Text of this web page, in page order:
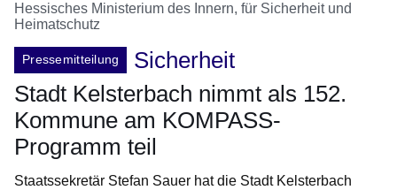
Hessisches Ministerium des Innern, für Sicherheit und
Heimatschutz
Pressemitteilung
Sicherheit
Stadt Kelsterbach nimmt als 152.
Kommune am KOMPASS-
Programm teil
Staatssekretär Stefan Sauer hat die Stadt Kelsterbach